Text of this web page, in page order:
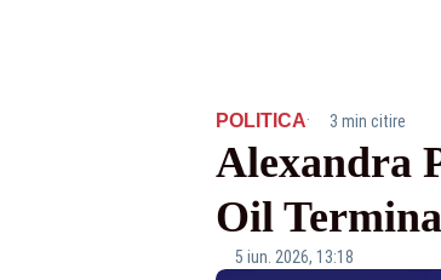
POLITICA· 3 min citire
Alexandra
Oil
5 iun. 2026, 13:18